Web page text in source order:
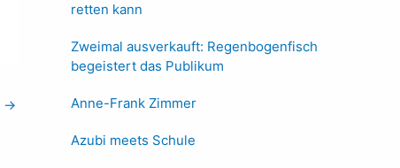
→
retten kann
Zweimal ausverkauft: Regenbogenfisch
begeistert das Publikum
Anne-Frank Zimmer
Azubi meets Schule